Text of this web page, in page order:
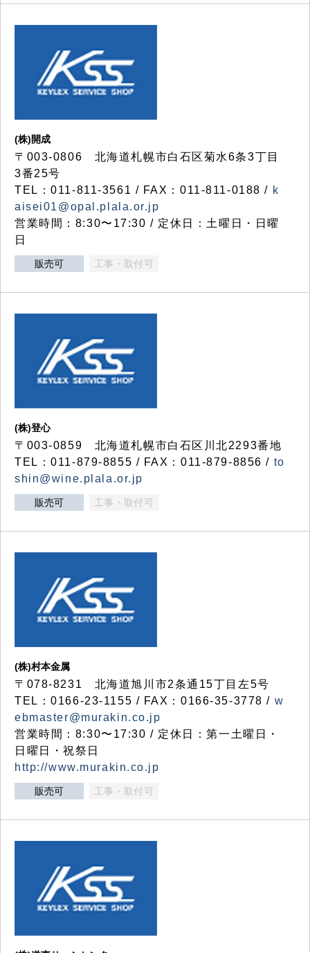
(株)開成
〒003-0806 北海道札幌市白石区菊水6条3丁目
3番25号
TEL：011-811-3561 / FAX：011-811-0188 / k
aisei01@opal.plala.or.jp
営業時間：8:30〜17:30 / 定休日：土曜日・日曜
日
販売可 工事・取付可
(株)登心
〒003-0859 北海道札幌市白石区川北2293番地
TEL：011-879-8855 / FAX：011-879-8856 / to
shin@wine.plala.or.jp
販売可 工事・取付可
(株)村本金属
〒078-8231 北海道旭川市2条通15丁目左5号
TEL：0166-23-1155 / FAX：0166-35-3778 / w
ebmaster@murakin.co.jp
営業時間：8:30〜17:30 / 定休日：第一土曜日・
日曜日・祝祭日
http://www.murakin.co.jp
販売可 工事・取付可